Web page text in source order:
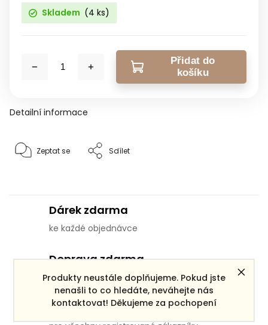
Produkty neustále doplňujeme. Pokud jste
nenašli to co hledáte, neváhejte nás
kontaktovat! Děkujeme za pochopení
Skladem (4 ks)
Přidat do
košíku
Detailní informace
Zeptat se Sdílet
Dárek zdarma
ke každé objednávce
Doprava zdarma
pro objednávky po ČR nad 3000 Kč
Věrnostní systém